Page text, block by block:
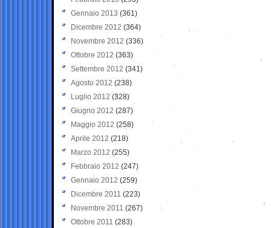
Gennaio 2013 (361)
Dicembre 2012 (364)
Novembre 2012 (336)
Ottobre 2012 (363)
Settembre 2012 (341)
Agosto 2012 (238)
Luglio 2012 (328)
Giugno 2012 (287)
Maggio 2012 (258)
Aprile 2012 (218)
Marzo 2012 (255)
Febbraio 2012 (247)
Gennaio 2012 (259)
Dicembre 2011 (223)
Novembre 2011 (267)
Ottobre 2011 (283)